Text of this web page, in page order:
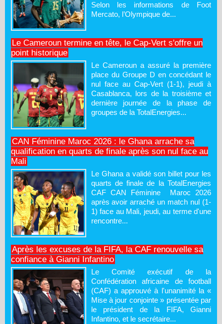
Selon les informations de Foot
Mercato, l’Olympique de...
Le Cameroun termine en tête, le Cap-Vert s'offre un
point historique
Le Cameroun a assuré la première
place du Groupe D en concédant le
nul face au Cap-Vert (1-1), jeudi à
Casablanca, lors de la troisième et
dernière journée de la phase de
groupes de la TotalEnergies...
CAN Féminine Maroc 2026 : le Ghana arrache sa
qualification en quarts de finale après son nul face au
Mali
Le Ghana a validé son billet pour les
quarts de finale de la TotalEnergies
CAF CAN Féminine Maroc 2026
après avoir arraché un match nul (1-
1) face au Mali, jeudi, au terme d'une
rencontre...
Après les excuses de la FIFA, la CAF renouvelle sa
confiance à Gianni Infantino
Le Comité exécutif de la
Confédération africaine de football
(CAF) a approuvé à l'unanimité la «
Mise à jour conjointe » présentée par
le président de la FIFA, Gianni
Infantino, et le secrétaire...